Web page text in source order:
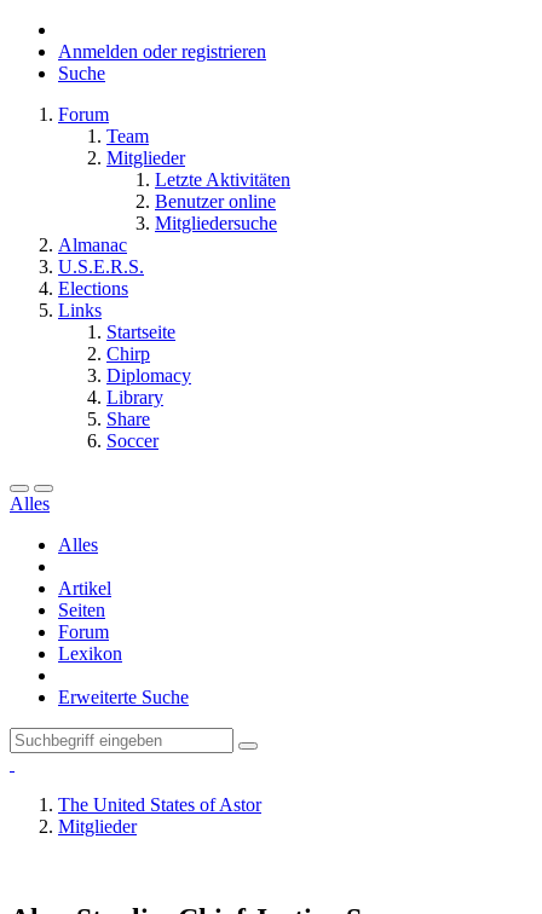
Anmelden oder registrieren
Suche
Forum
Team
Mitglieder
Letzte Aktivitäten
Benutzer online
Mitgliedersuche
Almanac
U.S.E.R.S.
Elections
Links
Startseite
Chirp
Diplomacy
Library
Share
Soccer
Alles
Alles
Artikel
Seiten
Forum
Lexikon
Erweiterte Suche
The United States of Astor
Mitglieder